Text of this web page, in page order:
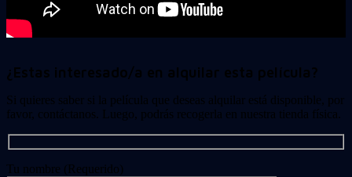
¿Estas interesado/a en alquilar esta película?
Si quieres saber si la película que deseas alquilar está disponible, por
favor, contáctanos. Luego, podrás recogerla en nuestra tienda física.
Tu nombre (Requerido)